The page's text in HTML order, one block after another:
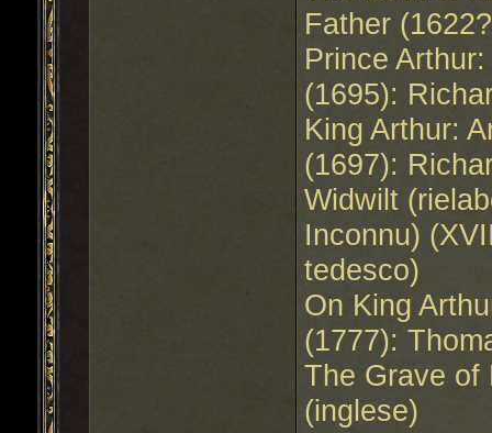
Father
Prince
(1695):
King Arthur:
(1697):
Widwilt
Inconnu)
tedesco)
On King
(1777):
The Grave of
(inglese)